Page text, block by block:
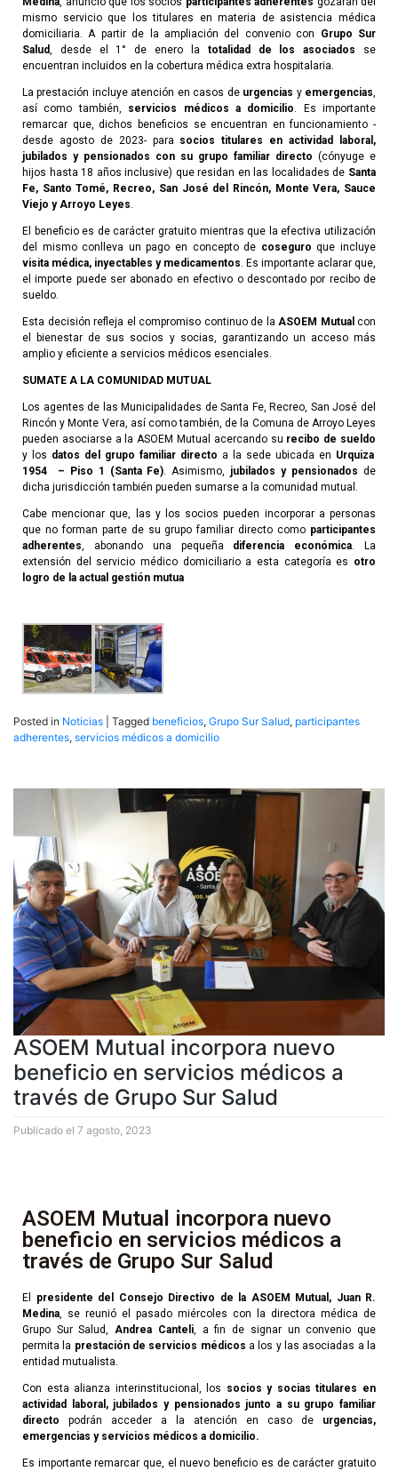
mismo servicio que los titulares en materia de asistencia médica
domiciliaria. A partir de la ampliación del convenio con Grupo Sur
Salud, desde el 1° de enero la totalidad de los asociados se
encuentran incluidos en la cobertura médica extra hospitalaria.
La prestación incluye atención en casos de urgencias y emergencias,
así como también, servicios médicos a domicilio. Es importante
remarcar que, dichos beneficios se encuentran en funcionamiento -
desde agosto de 2023- para socios titulares en actividad laboral,
jubilados y pensionados con su grupo familiar directo (cónyuge e
hijos hasta 18 años inclusive) que residan en las localidades de Santa
Fe, Santo Tomé, Recreo, San José del Rincón, Monte Vera, Sauce
Viejo y Arroyo Leyes.
El beneficio es de carácter gratuito mientras que la efectiva utilización
del mismo conlleva un pago en concepto de coseguro que incluye
visita médica, inyectables y medicamentos. Es importante aclarar que,
el importe puede ser abonado en efectivo o descontado por recibo de
sueldo.
Esta decisión refleja el compromiso continuo de la ASOEM Mutual con
el bienestar de sus socios y socias, garantizando un acceso más
amplio y eficiente a servicios médicos esenciales.
SUMATE A LA COMUNIDAD MUTUAL
Los agentes de las Municipalidades de Santa Fe, Recreo, San José del
Rincón y Monte Vera, así como también, de la Comuna de Arroyo Leyes
pueden asociarse a la ASOEM Mutual acercando su recibo de sueldo
y los datos del grupo familiar directo a la sede ubicada en Urquiza
1954 – Piso 1 (Santa Fe). Asimismo, jubilados y pensionados de
dicha jurisdicción también pueden sumarse a la comunidad mutual.
Cabe mencionar que, las y los socios pueden incorporar a personas
que no forman parte de su grupo familiar directo como participantes
adherentes, abonando una pequeña diferencia económica. La
extensión del servicio médico domiciliario a esta categoría es otro
logro de la actual gestión mutua
Posted in Noticias Tagged beneficios, Grupo Sur Salud, participantes
adherentes, servicios médicos a domicilio
ASOEM Mutual incorpora nuevo
beneficio en servicios médicos a
través de Grupo Sur Salud
Publicado el 7 agosto, 2023
ASOEM Mutual incorpora nuevo
beneficio en servicios médicos a
través de Grupo Sur Salud
El
presidente del Consejo Directivo de la ASOEM Mutual, Juan R.
Medina, se reunió el pasado miércoles con la directora médica de
Grupo Sur Salud,Andrea Canteli, a fin de signar un convenio que
permita la prestación de servicios médicos a los y las asociadas a la
entidad mutualista.
Con esta alianza interinstitucional, los socios y socias titulares en
actividad laboral, jubilados y pensionados junto a su grupo familiar
directo podrán acceder a la atención en caso de urgencias,
emergencias y servicios médicos a domicilio.
Es importante remarcar que, el nuevo beneficio es de carácter gratuito